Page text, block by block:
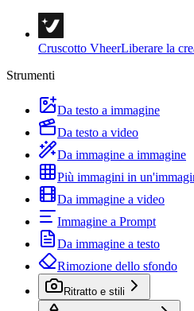
Cruscotto VheerLiberare la
Strumenti
Da testo a immagine
Da testo a video
Da immagine a immagine
Più immagini in
Da immagine a video
Immagine a Prompt
Da immagine a testo
Rimozione dello sfondo
Ritratto e stili